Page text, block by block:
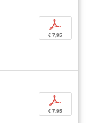
p
€ 7,95
p
€ 7,95